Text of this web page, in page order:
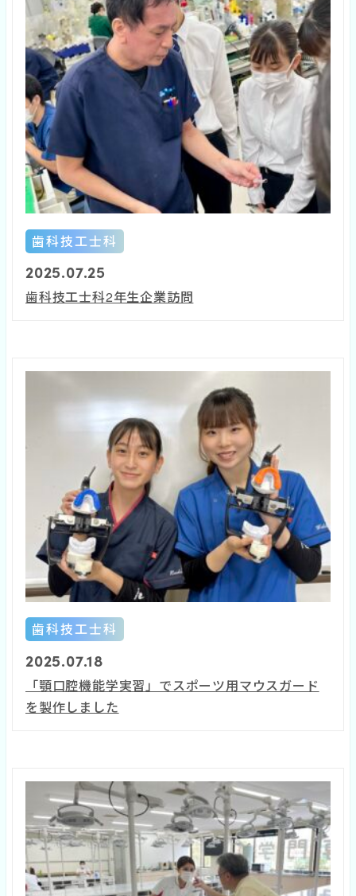
歯科技工士科
2025.07.25
歯科技工士科2年生企業訪問
歯科技工士科
2025.07.18
「顎口腔機能学実習」でスポーツ用マウスガード
を製作しました